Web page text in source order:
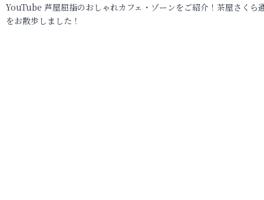
YouTube 芦屋屈指のおしゃれカフェ・ゾーンをご紹介！茶屋さくら
をお散歩しました！